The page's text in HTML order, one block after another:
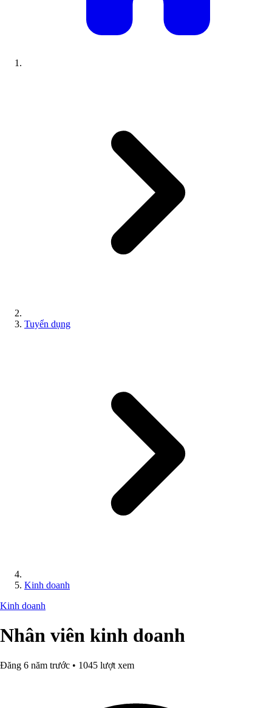
Tuyển dụng
Kinh doanh
Kinh doanh
Nhân viên kinh doanh
Đăng 6 năm trước • 1045 lượt xem